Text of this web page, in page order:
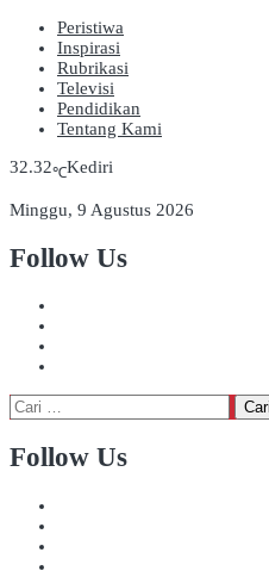
Peristiwa
Inspirasi
Rubrikasi
Televisi
Pendidikan
Tentang Kami
32.32℃Kediri
Minggu, 9 Agustus 2026
Follow Us
Cari
untuk:
Follow Us